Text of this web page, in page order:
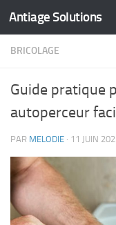
Skip to content
Antiage Solutions
BRICOLAGE
Guide pratique
autoperceur
PAR MELODIE · 11 JUIN